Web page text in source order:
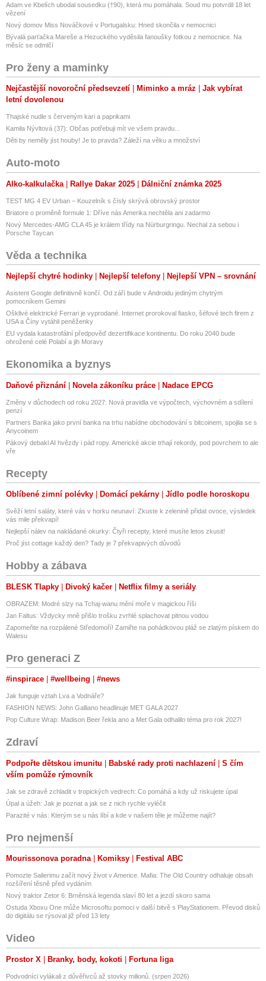
Adam ve Kbelích ubodal sousedku (†90), která mu pomáhala. Soud mu potvrdil 18 let
vězení
Nový domov Miss Nováčkové v Portugalsku: Hned skončila v nemocnici
Bývalá parťačka Mareše a Hezuckého vyděsila fanoušky fotkou z nemocnice. Na
měsíc se odmlčí
Pro ženy a maminky
Nejčastější novoroční předsevzetí Miminko a mráz
Jak vybírat
letní dovolenou
Thajské nudle s červeným kari a paprikami
Kamila Nývltová (37): Občas potřebuji mít ve všem pravdu...
Děti by neměly jíst houby! Je to pravda? Záleží na věku a množství
Auto-moto
Alko-kalkulačka Rallye Dakar 2025 Dálniční známka 2025
TEST MG 4 EV Urban – Kouzelník s čísly skrývá obrovský prostor
Briatore o proměně formule 1: Dříve nás Amerika nechtěla ani zadarmo
Nový Mercedes-AMG CLA 45 je králem třídy na Nürburgringu. Nechal za sebou i
Porsche Taycan
Věda a technika
Nejlepší chytré hodinky Nejlepší telefony Nejlepší VPN – srovnání
Asistent Google definitivně končí. Od září bude v Androidu jediným chytrým
pomocníkem Gemini
Ošklivé elektrické Ferrari je vyprodané. Internet prorokoval fiasko, šéfové tech firem z
USA a Číny vytáhli peněženky
EU vydala katastrofální předpověď dezertifikace kontinentu. Do roku 2040 bude
ohrožené celé Polabí a jih Moravy
Ekonomika a byznys
Daňové přiznání Novela zákoníku práce Nadace EPCG
Změny v důchodech od roku 2027: Nová pravidla ve výpočtech, výchovném a sdílení
penzí
Partners Banka jako první banka na trhu nabídne obchodování s bitcoinem, spojila se s
Anycoinem
Pákový debakl AI hvězdy i pád ropy. Americké akcie trhají rekordy, pod povrchem to ale
vře
Recepty
Oblíbené zimní polévky Domácí pekárny Jídlo podle horoskopu
Svěží letní saláty, které vás v horku neunaví: Zkuste k zelenině přidat ovoce, výsledek
vás mile překvapí!
Nejlepší nálev na nakládané okurky: Čtyři recepty, které musíte letos zkusit!
Proč jíst cottage každý den? Tady je 7 překvapivých důvodů
Hobby a zábava
BLESK Tlapky Divoký kačer Netflix filmy a seriály
OBRAZEM: Modré slzy na Tchaj-wanu mění moře v magickou říši
Jan Faltus: Vždycky mně přišlo trošku zvrhlé splachovat pitnou vodou
Zapomeňte na rozpálené Středomoří! Zamiřte na pohádkovou pláž se zlatým pískem do
Walesu
Pro generaci Z
#inspirace #wellbeing #news
Jak funguje vztah Lva a Vodnáře?
FASHION NEWS: John Galliano headlinuje MET GALA 2027
Pop Culture Wrap: Madison Beer řekla ano a Met Gala odhalilo téma pro rok 2027!
Zdraví
Podpořte dětskou imunitu Babské rady proti nachlazení
S čím
vším pomůže rýmovník
Jak se zdravě zchladit v tropických vedrech: Co pomáhá a kdy už riskujete úpal
Úpal a úžeh: Jak je poznat a jak se z nich rychle vyléčit
Parazité v nás: Kterým se u nás líbí a kde v našem těle je můžeme najít?
Pro nejmenší
Mourissonova poradna Komiksy Festival ABC
Pomozte Salierimu začít nový život v Americe. Mafia: The Old Country odhaluje obsah
rozšíření těsně před vydáním
Nový traktor Zetor 6: Brněnská legenda slaví 80 let a jezdí skoro sama
Ostuda Xboxu One může Microsoftu pomoci v další bitvě s PlayStationem. Převod disků
do digitálu se rýsoval již před 13 lety
Video
Prostor X Branky, body, kokoti Fortuna liga
Podvodníci vylákali z důvěřivců až stovky milionů. (srpen 2026)